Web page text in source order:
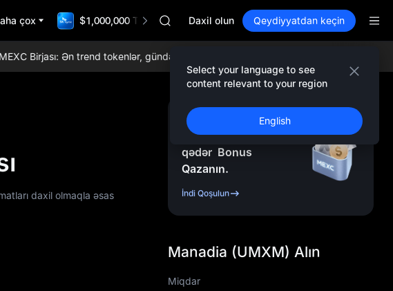
çox $1,000,000 TradFi GalaSKYAI
UNITREE STAR Market Subscription on Aug 10
GOLD(XAU)
AAOI
UNITREE STAR Market Subscription on Aug 10
SPCX rises despite lock-up expiry
Daxil olun Qeydiyyatdan keçin
Select your language to see
content relevant to your region
English
Birjası: Ən trend tokenlər, gündəlik airdroplar, dünyada ən aşağı ticarət
daxil olmaqla əsas
Qeydiyyatdan Keçin
və 10.000USDT -ə
qədər Bonus
Qazanın.
İndi Qoşulun
Manadia (UMXM) Alın
Miqdar